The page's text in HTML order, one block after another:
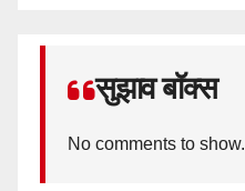
सुझाव बॉक्स
No comments to show.